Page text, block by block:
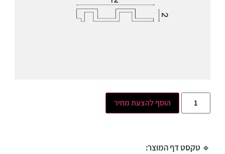
הוסף להצעת מחיר
🔹 טקסט דף המוצר: